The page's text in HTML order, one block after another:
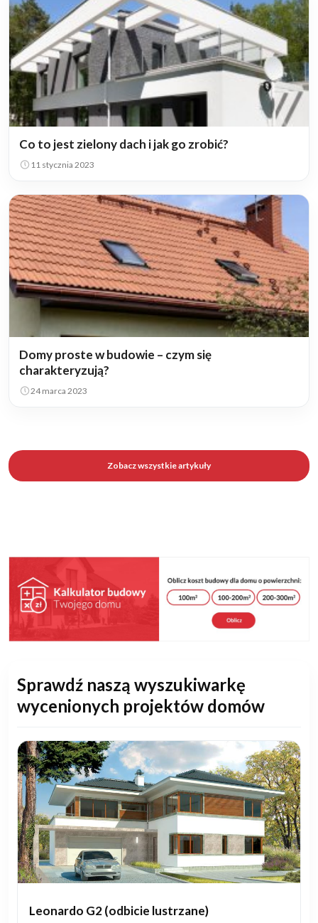
Co to jest zielony dach i jak go zrobić?
11 stycznia 2023
Domy proste w budowie – czym się
charakteryzują?
24 marca 2023
Zobacz wszystkie artykuły
Sprawdź naszą wyszukiwarkę
wycenionych projektów domów
Leonardo G2 (odbicie lustrzane)